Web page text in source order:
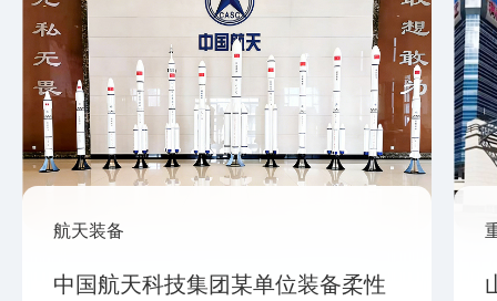
航天装备
中国航天科技集团某单位装备柔性